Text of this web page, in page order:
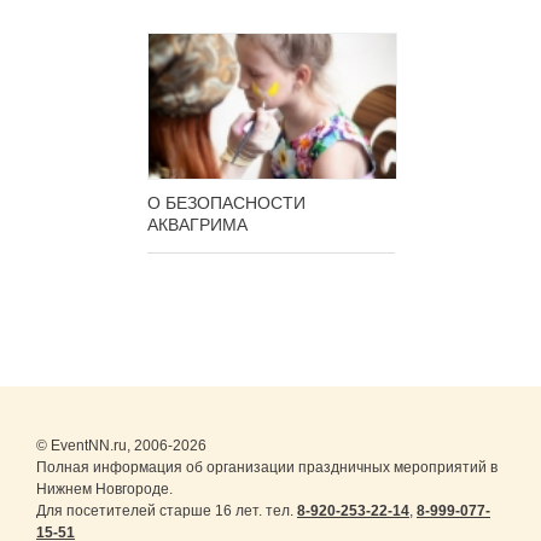
О БЕЗОПАСНОСТИ
АКВАГРИМА
© EventNN.ru, 2006-2026
Полная информация об организации праздничных мероприятий в
Нижнем Новгороде.
Для посетителей старше 16 лет. тел. 8-920-253-22-14 8-999-077-
15-51